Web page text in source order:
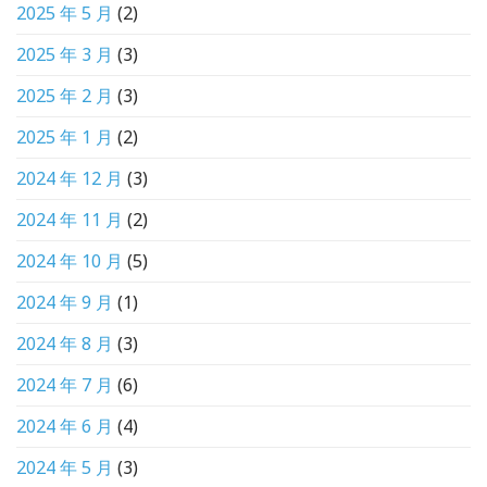
2025 年 5 月 (2)
2025 年 3 月 (3)
2025 年 2 月 (3)
2025 年 1 月 (2)
2024 年 12 月 (3)
2024 年 11 月 (2)
2024 年 10 月 (5)
2024 年 9 月 (1)
2024 年 8 月 (3)
2024 年 7 月 (6)
2024 年 6 月 (4)
2024 年 5 月 (3)